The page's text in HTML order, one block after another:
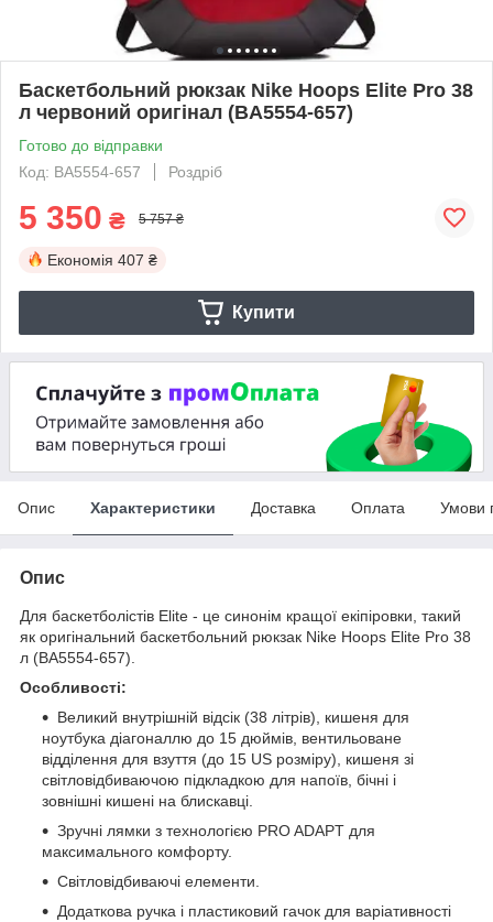
Баскетбольний рюкзак Nike Hoops Elite Pro 38
л червоний оригінал (BA5554-657)
Готово до відправки
Код: BA5554-657
Роздріб
5 350 ₴ 5 757 ₴
Економія 407 ₴
Купити
Опис Характеристики Доставка Оплата Умови
Опис
Для баскетболістів Elite - це синонім кращої екіпіровки, такий
як оригінальний баскетбольний рюкзак Nike Hoops Elite Pro 38
л (BA5554-657).
Особливості:
Великий внутрішній відсік (38 літрів), кишеня для
ноутбука діагоналлю до 15 дюймів, вентильоване
відділення для взуття (до 15 US розміру), кишеня зі
світловідбиваючою підкладкою для напоїв, бічні і
зовнішні кишені на блискавці.
Зручні лямки з технологією PRO ADAPT для
максимального комфорту.
Світловідбиваючі елементи.
Додаткова ручка і пластиковий гачок для варіативності